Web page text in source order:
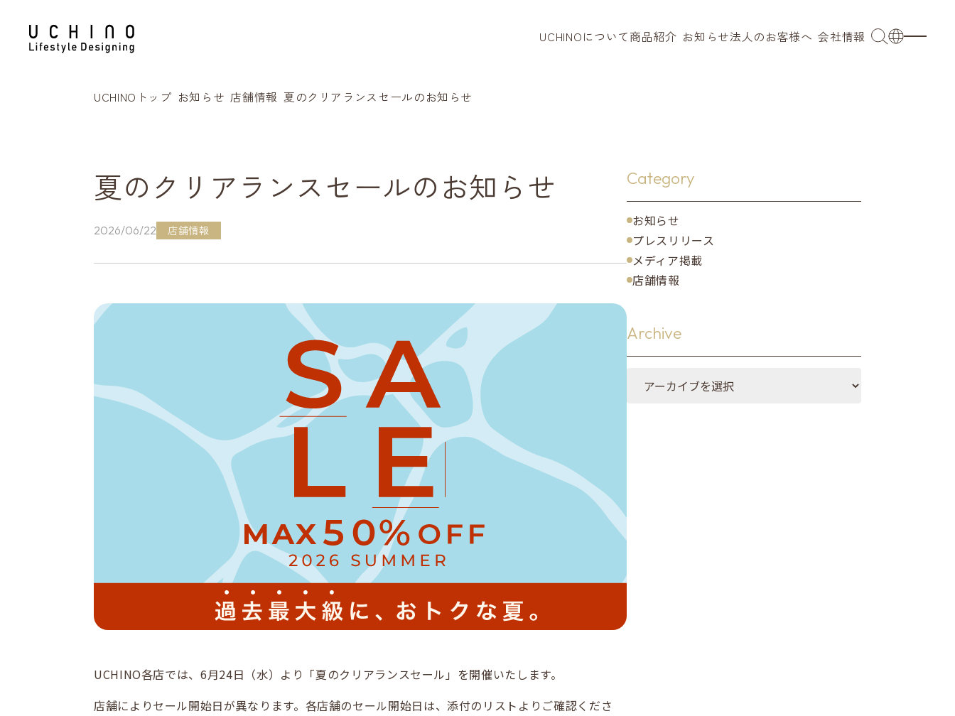
UCHINOについて商品紹介
リラクシングウェア
ベビー・キッズ
タオルハンカチ
スリッパ・マット
オーダーメイド
お知らせ法人のお客様へ 会社情報
サステナビリティ
UCHINOトップ お知らせ 店舗情報 夏のクリアランスセールのお知らせ
夏のクリアランスセールのお知らせ
2026/06/22 店舗情報
UCHINO各店では、6月24日（水）より「夏のクリアランスセール」を開催いたします。
店舗によりセール開始日が異なります。各店舗のセール開始日は、添付のリストよりご確認くださ
Category
お知らせ
プレスリリース
メディア掲載
店舗情報
Archive